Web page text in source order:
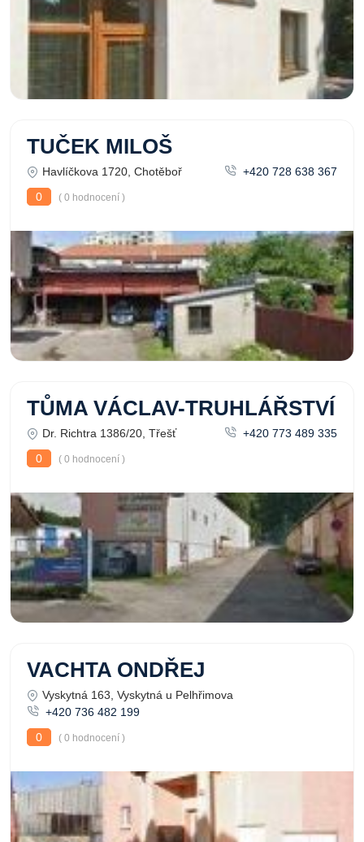
TUČEK MILOŠ
Havlíčkova 1720, Chotěboř
+420 728 638 367
0
( 0 hodnocení )
TŮMA VÁCLAV-TRUHLÁŘSTVÍ
Dr. Richtra 1386/20, Třešť
+420 773 489 335
0
( 0 hodnocení )
VACHTA ONDŘEJ
Vyskytná 163, Vyskytná u Pelhřimova
+420 736 482 199
0
( 0 hodnocení )